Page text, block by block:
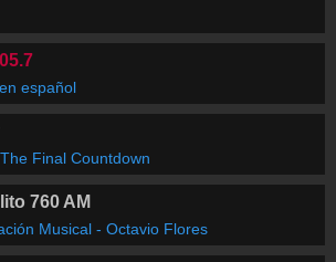
español
Final Countdown
760 AM
Musical - Octavio Flores